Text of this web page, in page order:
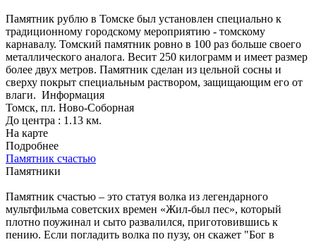
Памятник рублю в Томске был установлен специально к
традиционному городскому мероприятию - томскому
карнавалу. Томский памятник ровно в 100 раз больше своего
металлического аналога. Весит 250 килограмм и имеет размер
более двух метров. Памятник сделан из цельной сосны и
сверху покрыт специальным раствором, защищающим его от
влаги. Информация
Томск, пл. Ново-Соборная
До центра : 1.13 км.
На карте
Подробнее
Памятник счастью
Памятники
Памятник счастью – это статуя волка из легендарного
мультфильма советских времен «Жил-был пес», который
плотно поужинал и сыто развалился, приготовившись к
пению. Если погладить волка по пузу, он скажет "Бог в